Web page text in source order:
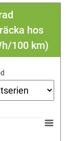
hos
100 km)